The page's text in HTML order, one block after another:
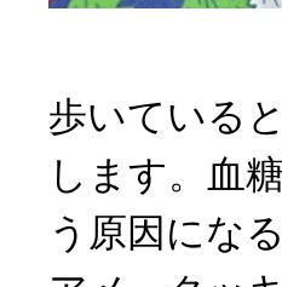
歩いている
します。血
う原因にな